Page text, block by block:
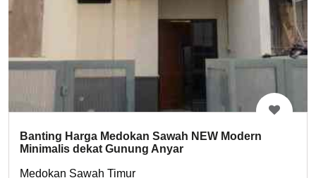
Banting Harga Medokan Sawah NEW Modern
Minimalis dekat Gunung Anyar
Medokan Sawah Timur